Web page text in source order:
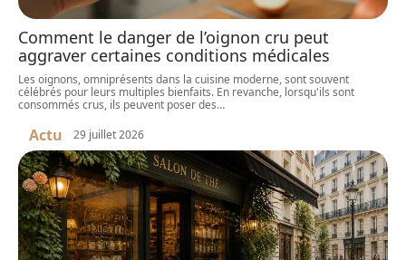
Comment le danger de l’oignon cru peut
aggraver certaines conditions médicales
Les oignons, omniprésents dans la cuisine moderne, sont souvent
célébrés pour leurs multiples bienfaits. En revanche, lorsqu'ils sont
consommés crus, ils peuvent poser des…
Actu 29 juillet 2026